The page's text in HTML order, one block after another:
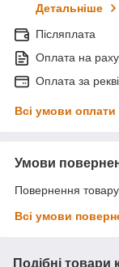
Детальніше
Післяплата
Оплата на
Оплата за
Всі умови оплати
Умови
Повернення
Всі умови
Подібні товари